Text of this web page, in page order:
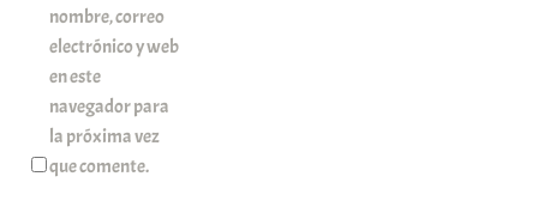
nombre, correo
electrónico y web
en este
navegador para
la próxima vez
que comente.